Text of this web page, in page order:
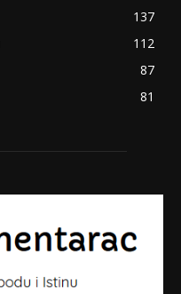
137
112
87
81